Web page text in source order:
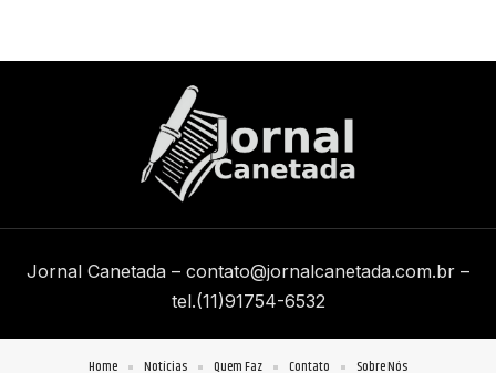
Jornal Canetada – contato@jornalcanetada.com.br –
tel.(11)91754-6532
Home Notícias Quem Faz Contato Sobre Nós